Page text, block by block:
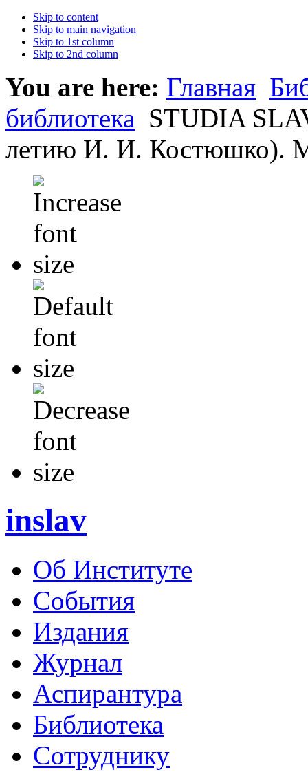
Skip to content
Skip to main navigation
Skip to 1st column
Skip to 2nd column
You are here: Главная
библиотека STUDIA
летию И. И. Костюшко).
inslav
Об Институте
События
Издания
Журнал
Аспирантура
Библиотека
Сотруднику